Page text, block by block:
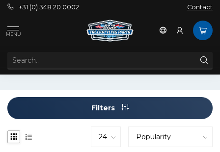
+31 (0) 348 20 0002 Contact
MENU
Filters